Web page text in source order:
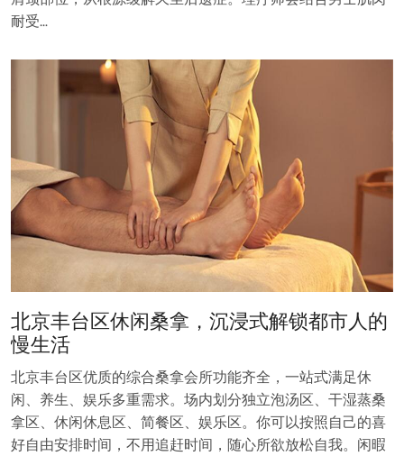
耐受…
北京丰台区休闲桑拿，沉浸式解锁都市人的
慢生活
北京丰台区优质的综合桑拿会所功能齐全，一站式满足休
闲、养生、娱乐多重需求。场内划分独立泡汤区、干湿蒸桑
拿区、休闲休息区、简餐区、娱乐区。你可以按照自己的喜
好自由安排时间，不用追赶时间，随心所欲放松自我。闲暇